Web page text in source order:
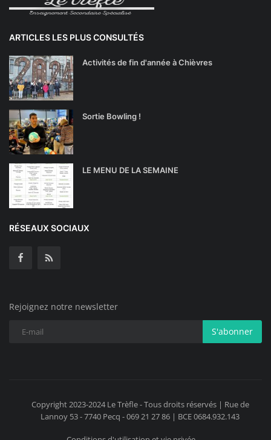
ARTICLES LES PLUS CONSULTÉS
Activités de fin d'année à Chièvres
Sortie Bowling !
LE MENU DE LA SEMAINE
RÉSEAUX SOCIAUX
Rejoignez notre newsletter
S'abonner
Copyright 2023-2024 Le Trèfle - Tous droits réservés | Rue de
Lannoy 53 - 7740 Pecq - 069 21 27 86 | BCE 0684.932.143